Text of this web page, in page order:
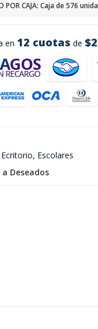
en 12 cuotas de
POR CAJA: Caja de 576
Deseados
Ecritorio, Escolares